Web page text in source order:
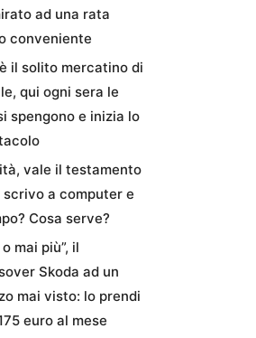
ad una rata
conveniente
il solito mercatino di
qui ogni sera le
spengono e inizia lo
vale il testamento
scrivo a computer e
Cosa serve?
mai più”, il
Skoda ad un
mai visto: lo prendi
euro al mese